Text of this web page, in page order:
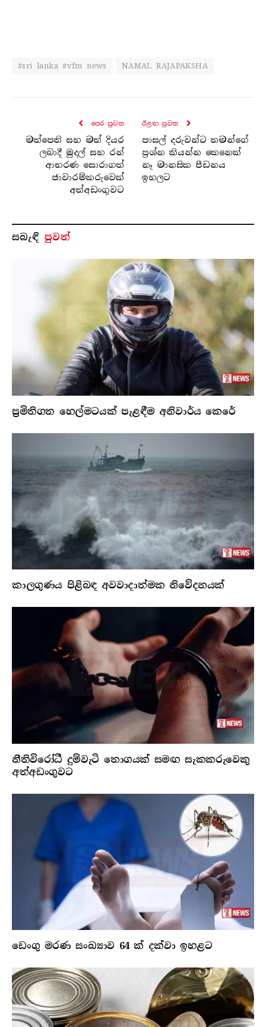
#sri lanka #vfm news NAMAL RAJAPAKSHA
පෙර පුව​ත
මත්පෙති සහ මත් දියර
ලබාදී මුදල් සහ රන්
ආභරණ සොරාගත්
ජාවාරම්කරුවෙක්
අත්අඩංගුවට
ඊළඟ පුව​ත
පාසල් දරුවන්ට තමන්ගේ
ප්‍රශ්න කියන්න කෙනෙක්
නෑ මානසික පීඩනය
ඉහලට
සබැ​ඳි පුවත්
ප්‍රමිතිගත හෙල්මටයක් පැළඳීම අනිවාර්ය කෙරේ
කාලගුණය පිළිබඳ අවවාදාත්මක නිවේදනයක්
නීතිවිරෝධී දුම්වැටි තොගයක් සමඟ සැකකරුවෙකු
අත්අඩංගුවට
ඩෙංගු මරණ සංඛ්‍යාව 64 ක් දක්වා ඉහළට